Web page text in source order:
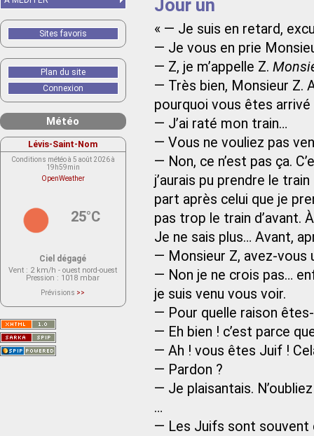
Jour un
« — Je suis en retard,
— Je vous en prie
— Z, je m’appelle Z.
— Très bien, Monsieur Z.
pourquoi vous êtes
— J’ai raté mon train…
— Vous ne vouliez pas
— Non, ce n’est pas ça.
j’aurais pu prendre le
part après celui que je
pas trop le train d’avant.
Je ne sais plus… Avant,
— Monsieur Z, avez-vous
— Non je ne crois pas…
je suis venu vous voir.
— Pour quelle raison
— Eh bien ! c’est parce
— Ah ! vous êtes Juif !
— Pardon ?
— Je plaisantais.
…
— Les Juifs sont souvent
Sites favoris
Plan du site
Connexion
Météo
Lévis-Saint-Nom
Conditions météo à 5 août 2026 à
19h59min
OpenWeather
25°C
Ciel dégagé
Vent : 2 km/h - ouest nord-ouest
Pression : 1018 mbar
Prévisions >>
actuellement aucune prévision
Saint-Nom.
Veuillez consulter le message du
service ci-dessous.
(401 - Invalid API key. Please see
https://openweathermap.org/faq#error401